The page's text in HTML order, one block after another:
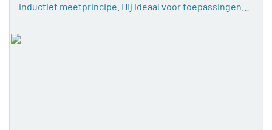
inductief meetprincipe. Hij ideaal voor toepassingen…